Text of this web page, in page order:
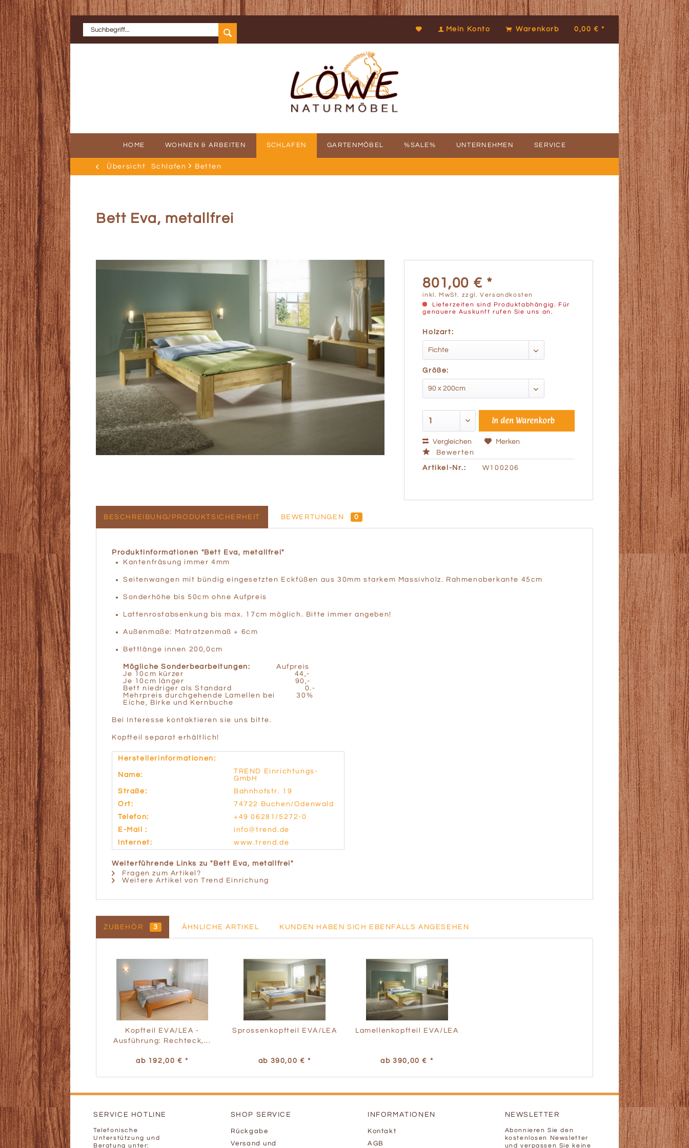
Mein Konto Warenkorb 0,00 € *
HOME WOHNEN & ARBEITEN SCHLAFEN GARTENMÖBEL %SALE% UNTERNEHMEN SERVICE
Übersicht Schlafen Betten
Bett Eva, metallfrei
801,00 € *
inkl. MwSt. zzgl. Versandkosten
Lieferzeiten sind Produktabhängig. Für
genauere Auskunft rufen Sie uns an.
Holzart:
Größe:
In den Warenkorb
Vergleichen
Merken
Bewerten
Artikel-Nr.: W100206
BESCHREIBUNG/PRODUKTSICHERHEIT BEWERTUNGEN 0
Produktinformationen "Bett Eva, metallfrei"
Kantenfräsung immer 4mm
Seitenwangen mit bündig eingesetzten Eckfüßen aus 30mm starkem Massivholz. Rahmenoberkante 45cm
Sonderhöhe bis 50cm ohne Aufpreis
Lattenrostabsenkung bis max. 17cm möglich. Bitte immer angeben!
Außenmaße: Matratzenmaß + 6cm
Bettlänge innen 200,0cm
Mögliche Sonderbearbeitungen:
Aufpreis
Je 10cm kürzer 44,-
Je 10cm länger 90,-
Bett niedriger als Standard 0.-
Mehrpreis durchgehende Lamellen bei 30%
Eiche, Birke und Kernbuche
Bei Interesse kontaktieren sie uns bitte.
Kopfteil separat erhältlich!
Herstellerinformationen:
Name:
TREND Einrichtungs-
GmbH
Straße:
Bahnhofstr. 19
Ort:
74722 Buchen/Odenwald
Telefon:
+49 06281/5272-0
E-Mail :
info@trend.de
Internet:
www.trend.de
Weiterführende Links zu "Bett Eva, metallfrei"
Fragen zum Artikel?
Weitere Artikel von Trend Einrichung
ZUBEHÖR 3 ÄHNLICHE ARTIKEL KUNDEN HABEN SICH EBENFALLS ANGESEHEN
Kopfteil EVA/LEA -
Ausführung: Rechteck,...
ab 192,00 € *
Sprossenkopfteil EVA/LEA
ab 390,00 € *
Lamellenkopfteil EVA/LEA
ab 390,00 € *
SERVICE HOTLINE
Telefonische
Unterstützung und
Beratung unter:
SHOP SERVICE
Rückgabe
Versand und
INFORMATIONEN
Kontakt
AGB
NEWSLETTER
Abonnieren Sie den
kostenlosen Newsletter
und verpassen Sie keine